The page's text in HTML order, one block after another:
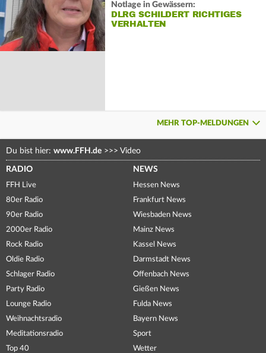
Notlage in Gewässern:
DLRG SCHILDERT RICHTIGES
VERHALTEN
MEHR TOP-MELDUNGEN
Du bist hier: www.FFH.de >>> Video
RADIO
FFH Live
80er Radio
90er Radio
2000er Radio
Rock Radio
Oldie Radio
Schlager Radio
Party Radio
Lounge Radio
Weihnachtsradio
Meditationsradio
Top 40
NEWS
Hessen News
Frankfurt News
Wiesbaden News
Mainz News
Kassel News
Darmstadt News
Offenbach News
Gießen News
Fulda News
Bayern News
Sport
Wetter